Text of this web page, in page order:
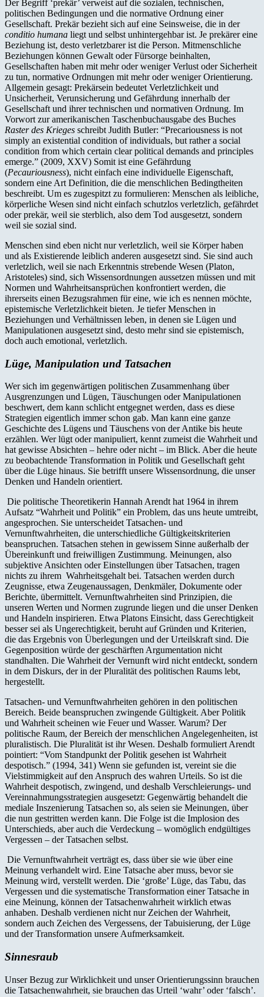
Der Begriff ‘prekär’ verweist auf die sozialen, technischen,
politischen Bedingungen und die normative Ordnung einer
Gesellschaft. Prekär bezieht sich auf eine Seinsweise, die in der
conditio humana liegt und selbst unhintergehbar ist. Je prekärer eine
Beziehung ist, desto verletzbarer ist die Person. Mitmenschliche
Beziehungen können Gewalt oder Fürsorge beinhalten,
Gesellschaften haben mit mehr oder weniger Verlust oder Sicherheit
zu tun, normative Ordnungen mit mehr oder weniger Orientierung.
Allgemein gesagt: Prekärsein bedeutet Verletzlichkeit und
Unsicherheit, Verunsicherung und Gefährdung innerhalb der
Gesellschaft und ihrer technischen und normativen Ordnung. Im
Vorwort zur amerikanischen Taschenbuchausgabe des Buches
Raster des Krieges schreibt Judith Butler: “Precariousness is not
simply an existential condition of individuals, but rather a social
condition from which certain clear political demands and principles
emerge.” (2009, XXV) Somit ist eine Gefährdung
(Pecauriousness), nicht einfach eine individuelle Eigenschaft,
sondern eine Art Definition, die die menschlichen Bedingtheiten
beschreibt. Um es zugespitzt zu formulieren: Menschen als leibliche,
körperliche Wesen sind nicht einfach schutzlos verletzlich, gefährdet
oder prekär, weil sie sterblich, also dem Tod ausgesetzt, sondern
weil sie sozial sind.
Menschen sind eben nicht nur verletzlich, weil sie Körper haben
und als Existierende leiblich anderen ausgesetzt sind. Sie sind auch
verletzlich, weil sie nach Erkenntnis strebende Wesen (Platon,
Aristoteles) sind, sich Wissensordnungen aussetzen müssen und mit
Normen und Wahrheitsansprüchen konfrontiert werden, die
ihrerseits einen Bezugsrahmen für eine, wie ich es nennen möchte,
epistemische Verletzlichkeit bieten. Je tiefer Menschen in
Beziehungen und Verhältnissen leben, in denen sie Lügen und
Manipulationen ausgesetzt sind, desto mehr sind sie epistemisch,
doch auch emotional, verletzlich.
Lüge, Manipulation und Tatsachen
Wer sich im gegenwärtigen politischen Zusammenhang über
Ausgrenzungen und Lügen, Täuschungen oder Manipulationen
beschwert, dem kann schlicht entgegnet werden, dass es diese
Strategien eigentlich immer schon gab. Man kann eine ganze
Geschichte des Lügens und Täuschens von der Antike bis heute
erzählen. Wer lügt oder manipuliert, kennt zumeist die Wahrheit und
hat gewisse Absichten – hehre oder nicht – im Blick. Aber die heute
zu beobachtende Transformation in Politik und Gesellschaft geht
über die Lüge hinaus. Sie betrifft unsere Wissensordnung, die unser
Denken und Handeln orientiert.
Die politische Theoretikerin Hannah Arendt hat 1964 in ihrem
Aufsatz “Wahrheit und Politik” ein Problem, das uns heute umtreibt,
angesprochen. Sie unterscheidet Tatsachen- und
Vernunftwahrheiten, die unterschiedliche Gültigkeitskriterien
beanspruchen. Tatsachen stehen in gewissem Sinne außerhalb der
Übereinkunft und freiwilligen Zustimmung. Meinungen, also
subjektive Ansichten oder Einstellungen über Tatsachen, tragen
nichts zu ihrem Wahrheitsgehalt bei. Tatsachen werden durch
Zeugnisse, etwa Zeugenaussagen, Denkmäler, Dokumente oder
Berichte, übermittelt. Vernunftwahrheiten sind Prinzipien, die
unseren Werten und Normen zugrunde liegen und die unser Denken
und Handeln inspirieren. Etwa Platons Einsicht, dass Gerechtigkeit
besser sei als Ungerechtigkeit, beruht auf Gründen und Kriterien,
die das Ergebnis von Überlegungen und der Urteilskraft sind. Die
Gegenposition würde der geschärften Argumentation nicht
standhalten. Die Wahrheit der Vernunft wird nicht entdeckt, sondern
in dem Diskurs, der in der Pluralität des politischen Raums lebt,
hergestellt.
Tatsachen- und Vernunftwahrheiten gehören in den politischen
Bereich. Beide beanspruchen zwingende Gültigkeit. Aber Politik
und Wahrheit scheinen wie Feuer und Wasser. Warum? Der
politische Raum, der Bereich der menschlichen Angelegenheiten, ist
pluralistisch. Die Pluralität ist ihr Wesen. Deshalb formuliert Arendt
pointiert: “Vom Standpunkt der Politik gesehen ist Wahrheit
despotisch.” (1994, 341) Wenn sie gefunden ist, vereint sie die
Vielstimmigkeit auf den Anspruch des wahren Urteils. So ist die
Wahrheit despotisch, zwingend, und deshalb Verschleierungs- und
Vereinnahmungsstrategien ausgesetzt: Gegenwärtig behandelt die
mediale Inszenierung Tatsachen so, als seien sie Meinungen, über
die nun gestritten werden kann. Die Folge ist die Implosion des
Unterschieds, aber auch die Verdeckung – womöglich endgültiges
Vergessen – der Tatsachen selbst.
Die Vernunftwahrheit verträgt es, dass über sie wie über eine
Meinung verhandelt wird. Eine Tatsache aber muss, bevor sie
Meinung wird, verstellt werden. Die ‘große’ Lüge, das Tabu, das
Vergessen und die systematische Transformation einer Tatsache in
eine Meinung, können der Tatsachenwahrheit wirklich etwas
anhaben. Deshalb verdienen nicht nur Zeichen der Wahrheit,
sondern auch Zeichen des Vergessens, der Tabuisierung, der Lüge
und der Transformation unsere Aufmerksamkeit.
Sinnesraub
Unser Bezug zur Wirklichkeit und unser Orientierungssinn brauchen
die Tatsachenwahrheit, sie brauchen das Urteil ‘wahr’ oder ‘falsch’.